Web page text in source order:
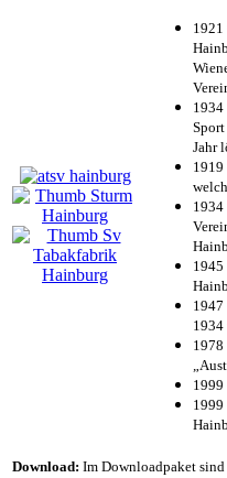
1921
1934
Jahr
1919
1934
1945
1947
1934
1978
1999
Download: Im Downloadpaket